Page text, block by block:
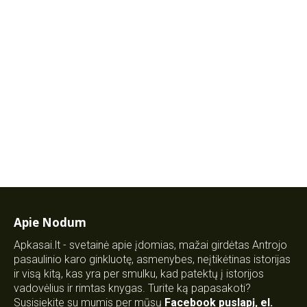
Apie Nodum
Apkasai.lt - svetainė apie įdomias, mažai girdėtas Antrojo
pasaulinio karo ginkluotę, asmenybes, neįtikėtinas istorijas
ir visą kitą, kas yra per smulku, kad patektų į istorijos
vadovėlius ir rimtas knygas. Turite ką papasakoti?
Susisiekite su mumis per mūsų Facebook puslapį, el.